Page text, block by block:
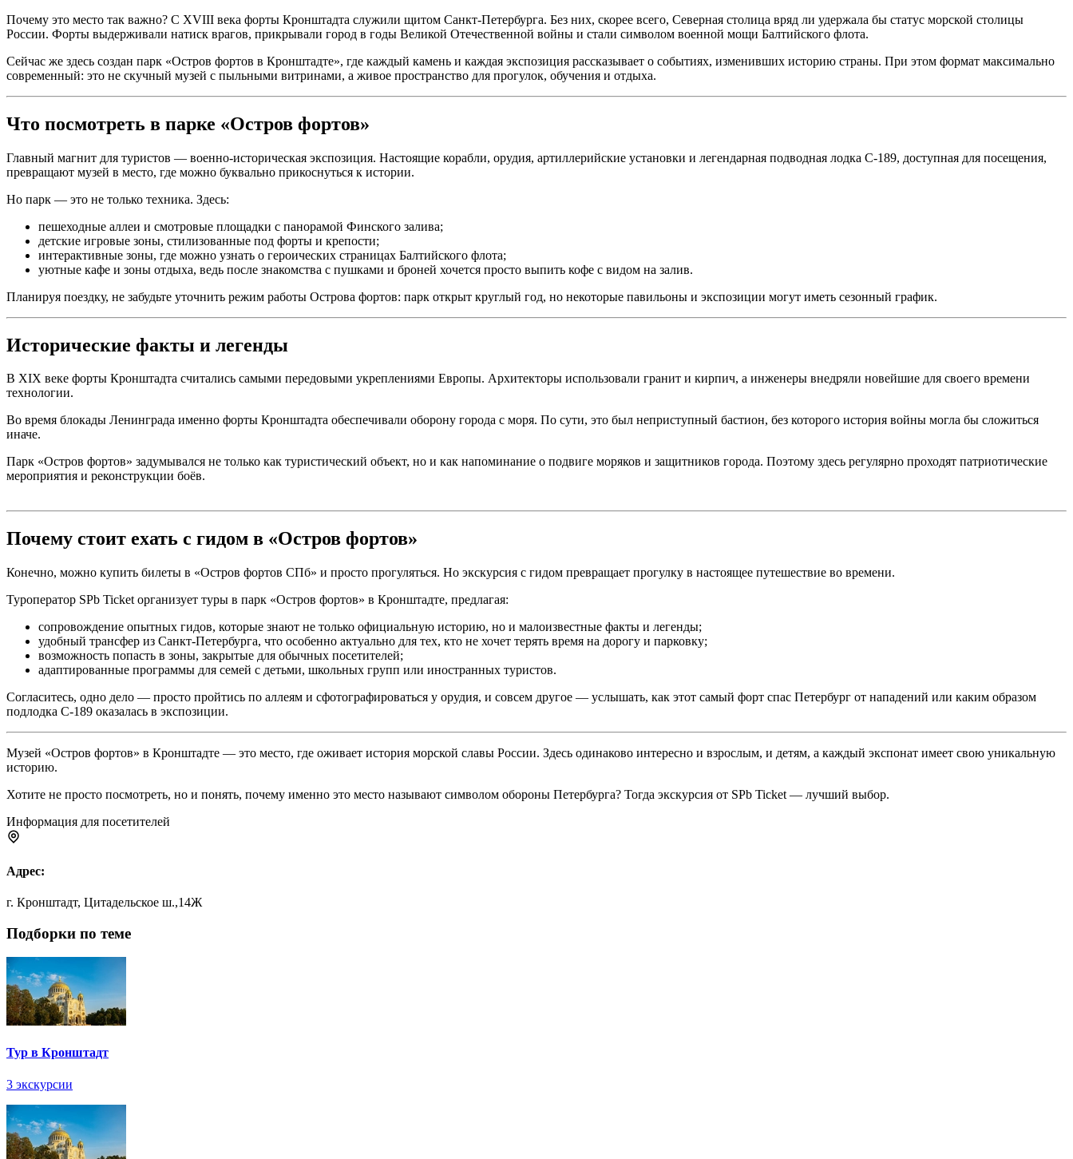
Почему это место так важно? С XVIII века форты Кронштадта служили щитом Санкт-Петербурга. Без них, скорее всего, Северная столица вряд ли удержала бы статус морской столицы
России. Форты выдерживали натиск врагов, прикрывали город в годы Великой Отечественной войны и стали символом военной мощи Балтийского флота.
Сейчас же здесь создан парк «Остров фортов в Кронштадте», где каждый камень и каждая экспозиция рассказывает о событиях, изменивших историю страны. При этом формат максимально
современный: это не скучный музей с пыльными витринами, а живое пространство для прогулок, обучения и отдыха.
Что посмотреть в парке «Остров фортов»
Главный магнит для туристов — военно-историческая экспозиция. Настоящие корабли, орудия, артиллерийские установки и легендарная подводная лодка С-189, доступная для посещения,
превращают музей в место, где можно буквально прикоснуться к истории.
Но парк — это не только техника. Здесь:
пешеходные аллеи и смотровые площадки с панорамой Финского залива;
детские игровые зоны, стилизованные под форты и крепости;
интерактивные зоны, где можно узнать о героических страницах Балтийского флота;
уютные кафе и зоны отдыха, ведь после знакомства с пушками и броней хочется просто выпить кофе с видом на залив.
Планируя поездку, не забудьте уточнить режим работы Острова фортов: парк открыт круглый год, но некоторые павильоны и экспозиции могут иметь сезонный график.
Исторические факты и легенды
В XIX веке форты Кронштадта считались самыми передовыми укреплениями Европы. Архитекторы использовали гранит и кирпич, а инженеры внедряли новейшие для своего времени
технологии.
Во время блокады Ленинграда именно форты Кронштадта обеспечивали оборону города с моря. По сути, это был неприступный бастион, без которого история войны могла бы сложиться
иначе.
Парк «Остров фортов» задумывался не только как туристический объект, но и как напоминание о подвиге моряков и защитников города. Поэтому здесь регулярно проходят патриотические
мероприятия и реконструкции боёв.
Почему стоит ехать с гидом в «Остров фортов»
Конечно, можно купить билеты в «Остров фортов СПб» и просто прогуляться. Но экскурсия с гидом превращает прогулку в настоящее путешествие во времени.
Туроператор SPb Ticket организует туры в парк «Остров фортов» в Кронштадте, предлагая:
сопровождение опытных гидов, которые знают не только официальную историю, но и малоизвестные факты и легенды;
удобный трансфер из Санкт-Петербурга, что особенно актуально для тех, кто не хочет терять время на дорогу и парковку;
возможность попасть в зоны, закрытые для обычных посетителей;
адаптированные программы для семей с детьми, школьных групп или иностранных туристов.
Согласитесь, одно дело — просто пройтись по аллеям и сфотографироваться у орудия, и совсем другое — услышать, как этот самый форт спас Петербург от нападений или каким образом
подлодка С-189 оказалась в экспозиции.
Музей «Остров фортов» в Кронштадте — это место, где оживает история морской славы России. Здесь одинаково интересно и взрослым, и детям, а каждый экспонат имеет свою уникальную
историю.
Хотите не просто посмотреть, но и понять, почему именно это место называют символом обороны Петербурга? Тогда экскурсия от SPb Ticket — лучший выбор.
Информация для посетителей
Адрес:
г. Кронштадт, Цитадельское ш.,14Ж
Подборки по теме
Тур в Кронштадт
3 экскурсии